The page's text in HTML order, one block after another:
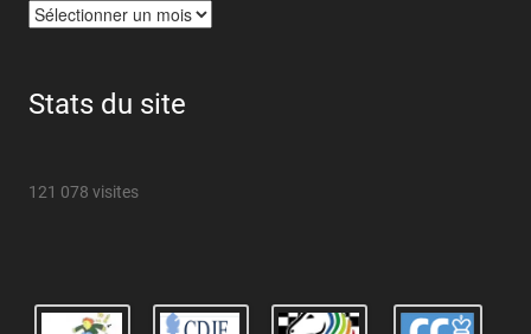
Archives
Stats du site
121 078 visites